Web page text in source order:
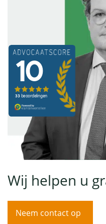
Wij helpen u
Neem contact op